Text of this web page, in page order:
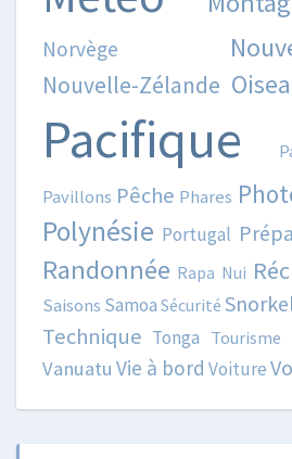
Norvège
Nouvelle-Zélande
Pacifique
Pavillons Pêche Phares
Polynésie Portugal
Randonnée Rapa Nui
Saisons Samoa Sécurité
Technique Tonga Tourisme
Vanuatu Vie à bord Voiture